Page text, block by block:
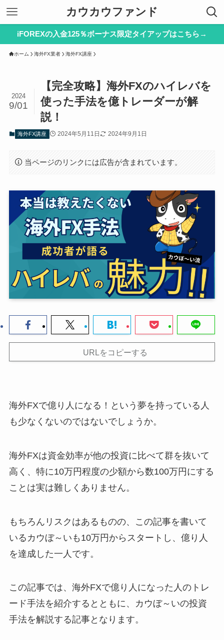
カウカウファンド
iFOREXの入金125％ボーナス限定タイアップはこちら→
ホーム 海外FX業者 海外FX講座
【完全攻略】海外FXのハイレバを
使った手法を億トレーダーが解
説！
2024
9/01
海外FX講座 2024年5月11日 2024年9月1日
当ページのリンクには広告が含まれています。
URLをコピーする
海外FXで億り人になる！という夢を持っている人
も少なくないのではないでしょうか。
海外FXは資金効率が他の投資に比べて群を抜いて
高く、特に10万円程度の少額から数100万円にする
ことは実は難しくありません。
もちろんリスクはあるものの、この記事を書いて
いるカウぼ～いも10万円からスタートし、億り人
を達成した一人です。
この記事では、海外FXで億り人になった人のトレ
ード手法を紹介するとともに、カウぼ～いの投資
手法を解説する記事となります。